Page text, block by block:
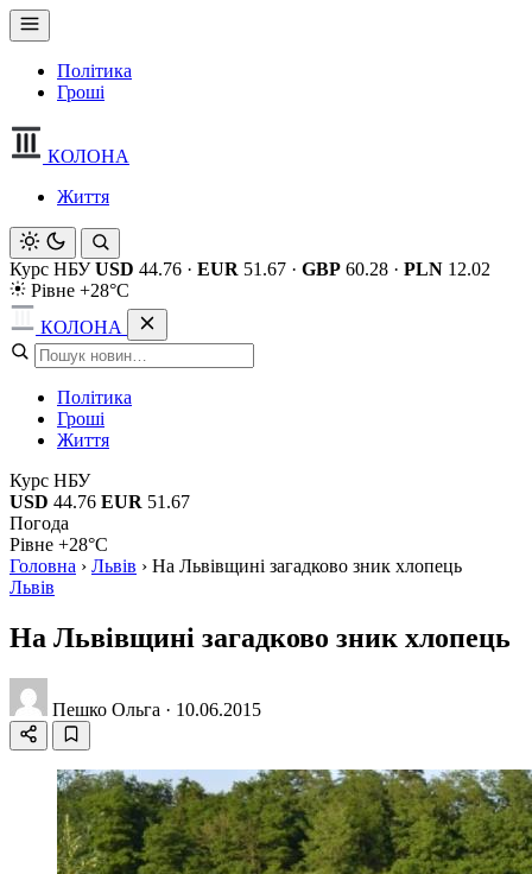
Політика
Гроші
КОЛОНА
Життя
Курс НБУ USD 44.76 · EUR 51.67 · GBP 60.28 · PLN 12.02
Рівне +28°C
КОЛОНА
Політика
Гроші
Життя
Курс НБУ
USD 44.76 EUR 51.67
Погода
Рівне +28°C
Головна › Львів › На Львівщині загадково зник хлопець
Львів
На Львівщині загадково зник хлопець
Пешко Ольга · 10.06.2015